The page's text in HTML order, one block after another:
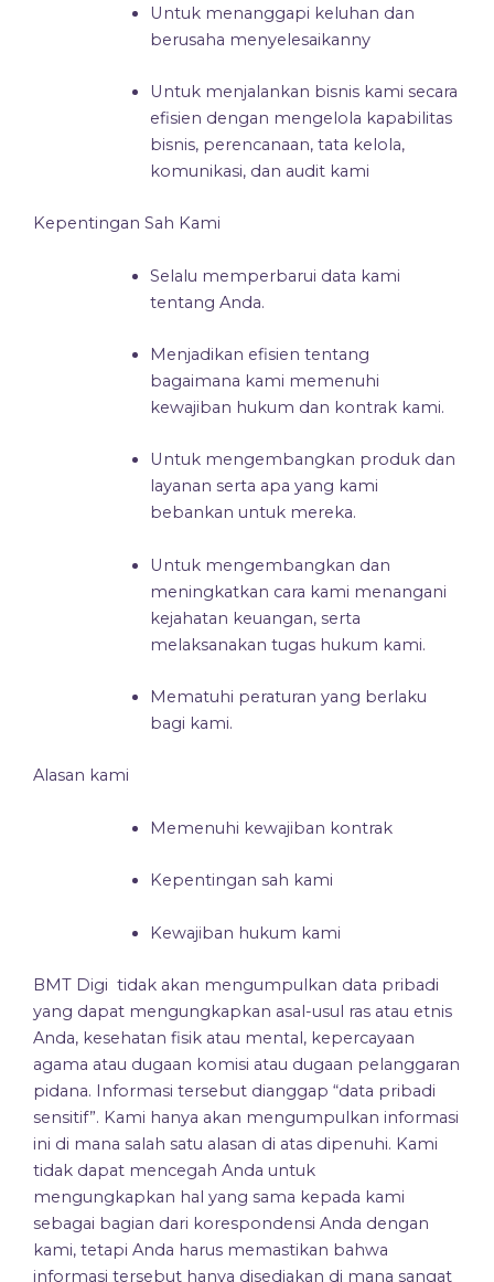
Untuk menanggapi keluhan dan
berusaha menyelesaikanny
Untuk menjalankan bisnis kami secara
efisien dengan mengelola kapabilitas
bisnis, perencanaan, tata kelola,
komunikasi, dan audit kami
Kepentingan Sah Kami
Selalu memperbarui data kami
tentang Anda.
Menjadikan efisien tentang
bagaimana kami memenuhi
kewajiban hukum dan kontrak kami.
Untuk mengembangkan produk dan
layanan serta apa yang kami
bebankan untuk mereka.
Untuk mengembangkan dan
meningkatkan cara kami menangani
kejahatan keuangan, serta
melaksanakan tugas hukum kami.
Mematuhi peraturan yang berlaku
bagi kami.
Alasan kami
Memenuhi kewajiban kontrak
Kepentingan sah kami
Kewajiban hukum kami
BMT Digi tidak akan mengumpulkan data pribadi
yang dapat mengungkapkan asal-usul ras atau etnis
Anda, kesehatan fisik atau mental, kepercayaan
agama atau dugaan komisi atau dugaan pelanggaran
pidana. Informasi tersebut dianggap “data pribadi
sensitif”. Kami hanya akan mengumpulkan informasi
ini di mana salah satu alasan di atas dipenuhi. Kami
tidak dapat mencegah Anda untuk
mengungkapkan hal yang sama kepada kami
sebagai bagian dari korespondensi Anda dengan
kami, tetapi Anda harus memastikan bahwa
informasi tersebut hanya disediakan di mana sangat